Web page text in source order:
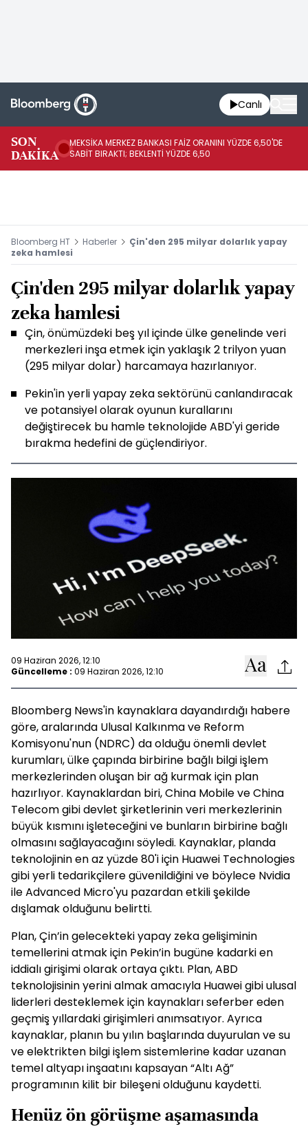
Canlı
SON
DAKİKA
MEKSİKA MERKEZ BANKASI FAİZ ORANINI YÜZDE 6,50'DE
SABİT BIRAKTI; BEKLENTİ YÜZDE 6,50
Bloomberg HT Haberler
Çin'den 295 milyar dolarlık yapay
zeka hamlesi
Çin'den 295 milyar dolarlık yapay
zeka hamlesi
Çin, önümüzdeki beş yıl içinde ülke genelinde veri
merkezleri inşa etmek için yaklaşık 2 trilyon yuan
(295 milyar dolar) harcamaya hazırlanıyor.
Pekin'in yerli yapay zeka sektörünü canlandıracak
ve potansiyel olarak oyunun kurallarını
değiştirecek bu hamle teknolojide ABD'yi geride
bırakma hedefini de güçlendiriyor.
09 Haziran 2026, 12:10
Güncelleme : 09 Haziran 2026, 12:10
Bloomberg News'in kaynaklara dayandırdığı habere
göre, aralarında Ulusal Kalkınma ve Reform
Komisyonu'nun (NDRC) da olduğu önemli devlet
kurumları, ülke çapında birbirine bağlı bilgi işlem
merkezlerinden oluşan bir ağ kurmak için plan
hazırlıyor. Kaynaklardan biri, China Mobile ve China
Telecom gibi devlet şirketlerinin veri merkezlerinin
büyük kısmını işleteceğini ve bunların birbirine bağlı
olmasını sağlayacağını söyledi. Kaynaklar, planda
teknolojinin en az yüzde 80'i için Huawei Technologies
gibi yerli tedarikçilere güvenildiğini ve böylece Nvidia
ile Advanced Micro'yu pazardan etkili şekilde
dışlamak olduğunu belirtti.
Plan, Çin’in gelecekteki yapay zeka gelişiminin
temellerini atmak için Pekin’in bugüne kadarki en
iddialı girişimi olarak ortaya çıktı. Plan, ABD
teknolojisinin yerini almak amacıyla Huawei gibi ulusal
liderleri desteklemek için kaynakları seferber eden
geçmiş yıllardaki girişimleri anımsatıyor. Ayrıca
kaynaklar, planın bu yılın başlarında duyurulan ve su
ve elektrikten bilgi işlem sistemlerine kadar uzanan
temel altyapı inşaatını kapsayan “Altı Ağ”
programının kilit bir bileşeni olduğunu kaydetti.
Henüz ön görüşme aşamasında